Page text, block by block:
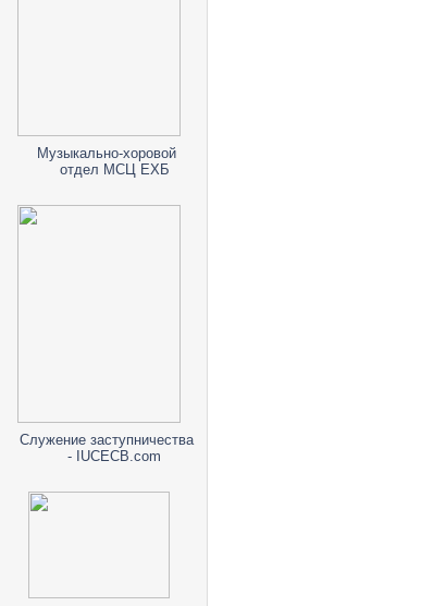
Музыкально-хоровой
отдел МСЦ ЕХБ
Служение заступничества
- IUCECB.com